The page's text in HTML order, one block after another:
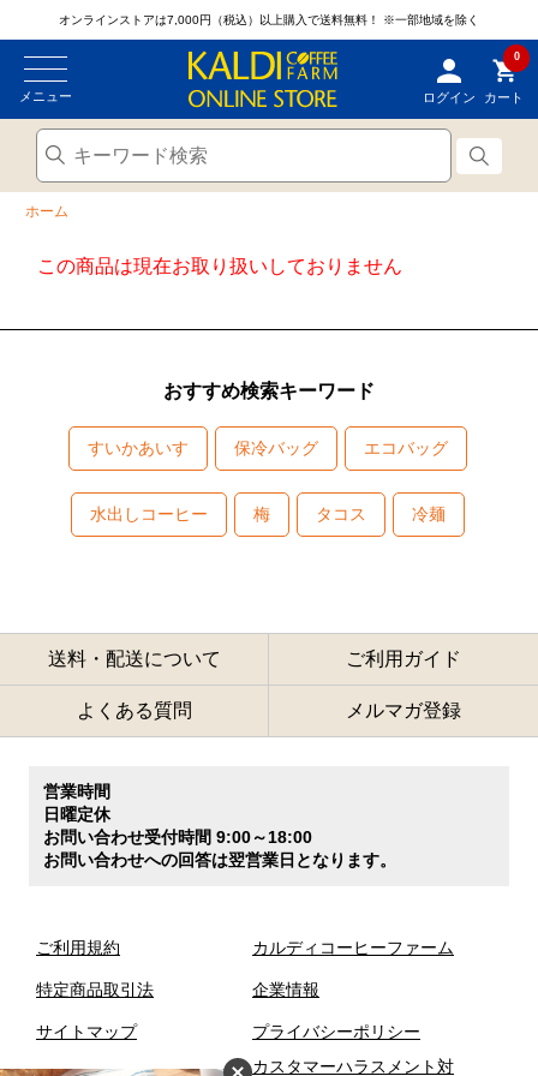
オンラインストアは7,000円（税込）以上購入で送料無料！ ※一部地域を除く
メニュー ログイン
0
カート
ホーム
この商品は現在お取り扱いしておりません
おすすめ検索キーワード
すいかあいす 保冷バッグ エコバッグ
水出しコーヒー 梅 タコス 冷麺
送料・配送について ご利用ガイド
よくある質問 メルマガ登録
営業時間
日曜定休
お問い合わせ受付時間 9:00～18:00
お問い合わせへの回答は翌営業日となります。
ご利用規約
特定商品取引法
サイトマップ
カルディコーヒーファーム
企業情報
プライバシーポリシー
カスタマーハラスメント対